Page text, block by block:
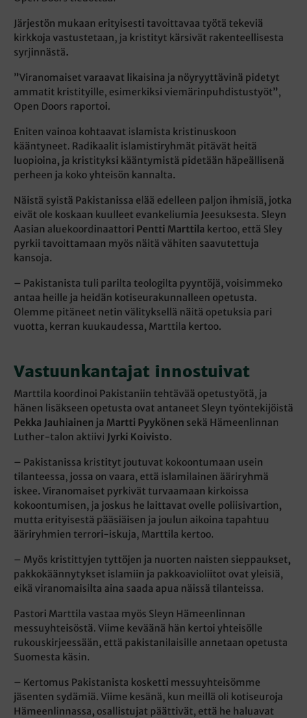
Järjestön mukaan erityisesti tavoittavaa työtä tekeviä
kirkkoja vastustetaan, ja kristityt kärsivät rakenteellisesta
syrjinnästä.
”Viranomaiset varaavat likaisina ja nöyryyttävinä pidetyt
ammatit kristityille, esimerkiksi viemärinpuhdistustyöt”,
Open Doors raportoi.
Eniten vainoa kohtaavat islamista kristinuskoon
kääntyneet. Radikaalit islamistiryhmät pitävät heitä
luopioina, ja kristityksi kääntymistä pidetään häpeällisenä
perheen ja koko yhteisön kannalta.
Näistä syistä Pakistanissa elää edelleen paljon ihmisiä, jotka
eivät ole koskaan kuulleet evankeliumia Jeesuksesta. Sleyn
Aasian aluekoordinaattori Pentti Marttila kertoo, että Sley
pyrkii tavoittamaan myös näitä vähiten saavutettuja
kansoja.
– Pakistanista tuli parilta teologilta pyyntöjä, voisimmeko
antaa heille ja heidän kotiseurakunnalleen opetusta.
Olemme pitäneet netin välityksellä näitä opetuksia pari
vuotta, kerran kuukaudessa, Marttila kertoo.
Vastuunkantajat innostuivat
Marttila koordinoi Pakistaniin tehtävää opetustyötä, ja
hänen lisäkseen opetusta ovat antaneet Sleyn työntekijöistä
Pekka Jauhiainen ja Martti Pyykönen sekä Hämeenlinnan
Luther-talon aktiivi Jyrki Koivisto.
– Pakistanissa kristityt joutuvat kokoontumaan usein
tilanteessa, jossa on vaara, että islamilainen ääriryhmä
iskee. Viranomaiset pyrkivät turvaamaan kirkoissa
kokoontumisen, ja joskus he laittavat ovelle poliisivartion,
mutta erityisestä pääsiäisen ja joulun aikoina tapahtuu
ääriryhmien terrori-iskuja, Marttila kertoo.
– Myös kristittyjen tyttöjen ja nuorten naisten sieppaukset,
pakkokäännytykset islamiin ja pakkoavioliitot ovat yleisiä,
eikä viranomaisilta aina saada apua näissä tilanteissa.
Pastori Marttila vastaa myös Sleyn Hämeenlinnan
messuyhteisöstä. Viime keväänä hän kertoi yhteisölle
rukouskirjeessään, että pakistanilaisille annetaan opetusta
Suomesta käsin.
– Kertomus Pakistanista kosketti messuyhteisömme
jäsenten sydämiä. Viime kesänä, kun meillä oli kotiseuroja
Hämeenlinnassa, osallistujat päättivät, että he haluavat